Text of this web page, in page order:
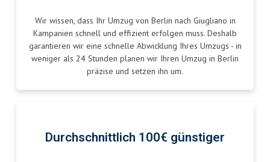
Wir wissen, dass Ihr Umzug von Berlin nach Giugliano in
Kampanien schnell und effizient erfolgen muss. Deshalb
garantieren wir eine schnelle Abwicklung Ihres Umzugs - in
weniger als 24 Stunden planen wir Ihren Umzug in Berlin
präzise und setzen ihn um.
Durchschnittlich 100€ günstiger